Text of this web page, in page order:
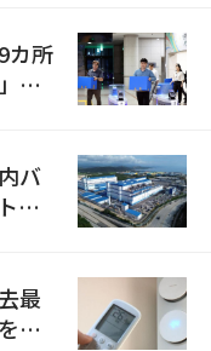
カ所
の
バ
ン
最
点